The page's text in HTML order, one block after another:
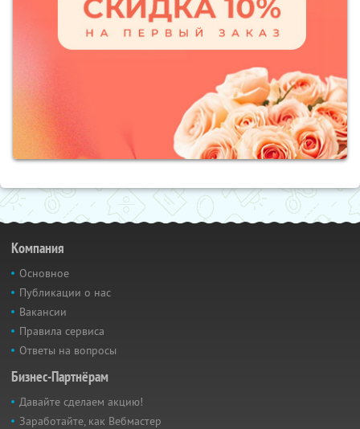
Компания
Основное
Публикации о нас
Вакансии
Правила сервиса
Ответы на вопросы
Бизнес-Партнёрам
Давайте сделаем акцию!
Заработайте, как Вебмастер